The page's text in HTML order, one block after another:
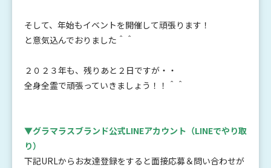
そして、年始もイベントを開催して頑張ります！
と意気込んでおりました＾＾
２０２３年も、残りあと２日ですが・・
全身全霊で頑張っていきましょう！！＾＾
▼グラマラスブランド公式LINEアカウント （LINEでやり取
り）
下記URLからお友達登録をすると面接応募＆問い合わせが